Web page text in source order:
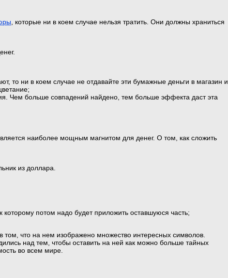
, которые ни в коем случае нельзя тратить. Они должны храниться
то ни в коем случае не отдавайте эти бумажные деньги в магазин и
Чем больше совпадений найдено, тем больше эффекта даст эта
наиболее мощным магнитом для денег. О том, как сложить
из доллара.
потом надо будет приложить оставшуюся часть;
что на нем изображено множество интересных символов.
над тем, чтобы оставить на ней как можно больше тайных
во всем мире.